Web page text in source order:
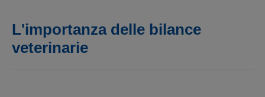
L'importanza delle bilance
veterinarie